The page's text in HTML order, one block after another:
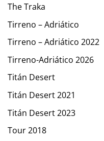
The Traka
Tirreno – Adriático
Tirreno – Adriático 2022
Tirreno-Adriático 2026
Titán Desert
Titán Desert 2021
Titán Desert 2023
Tour 2018